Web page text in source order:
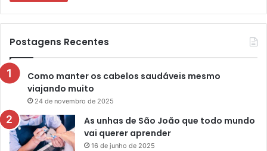
Postagens Recentes
Como manter os cabelos saudáveis mesmo
viajando muito
24 de novembro de 2025
As unhas de São João que todo mundo
vai querer aprender
16 de junho de 2025